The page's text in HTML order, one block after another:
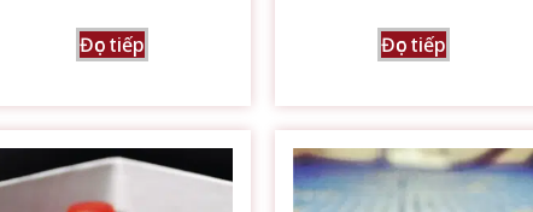
Đọc tiếp Đọc tiếp